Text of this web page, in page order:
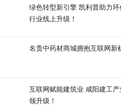
绿色转型新引擎 凯利普助力
行业线上升级！
名贵中药材商城拥抱互联网新
互联网赋能建筑业 咸阳建工
领升级！